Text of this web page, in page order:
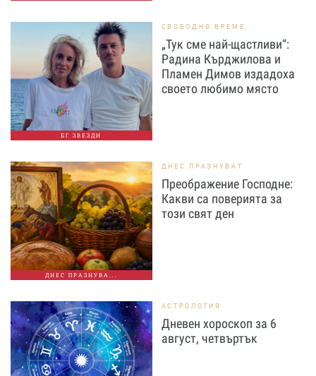
БГ ЗВЕЗДИ
СВОБОДНО ВРЕМЕ
„Тук сме най-щастливи“:
Радина Кърджилова и
Пламен Димов издадоха
своето любимо място
ДНЕС ПРАЗНУВА...
ДНЕС ПРАЗНУВАТ
Преображение Господне:
Какви са поверията за
този свят ден
АСТРОЛОГИЯ
Дневен хороскоп за 6
август, четвъртък